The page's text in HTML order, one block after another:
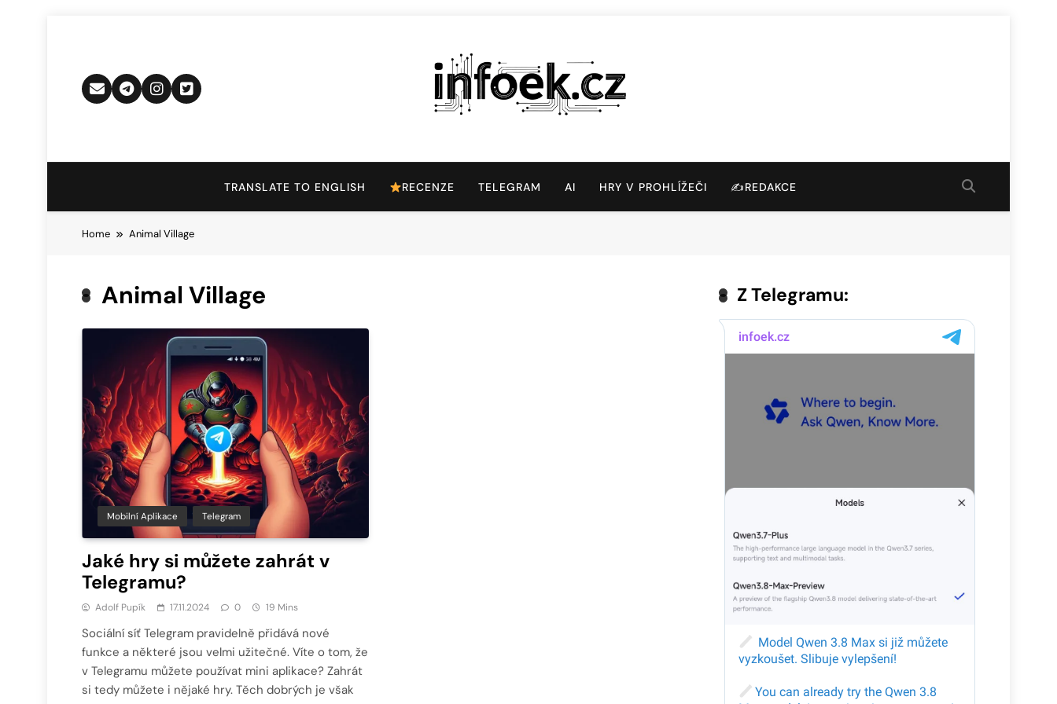
Infoek.cz
TRANSLATE TO ENGLISH RECENZE TELEGRAM AI HRY V PROHLÍŽEČI ✍️REDAKCE
Home Animal Village
Animal Village
Mobilní Aplikace Telegram
Jaké hry si můžete zahrát v
Telegramu?
Adolf Pupík 17.11.2024 0 19 Mins
Sociální síť Telegram pravidelně přidává nové
funkce a některé jsou velmi užitečné. Víte o tom, že
v Telegramu můžete používat mini aplikace? Zahrát
si tedy můžete i nějaké hry. Těch dobrých je však
Z Telegramu: